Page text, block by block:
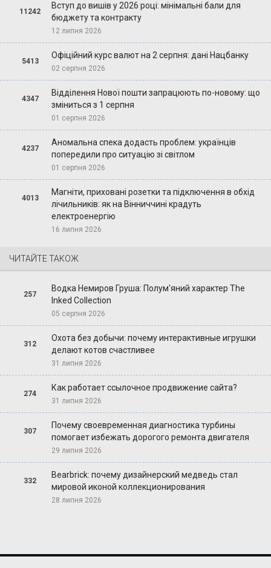
11242
Вступ до вишів у 2026 році: мінімальні бали для
бюджету та контракту
12 липня 2026
5413
Офіційний курс валют на 2 серпня: дані Нацбанку
02 серпня 2026
4347
Відділення Нової пошти запрацюють по-новому: що
зміниться з 1 серпня
01 серпня 2026
4237
Аномальна спека додасть проблем: українців
попередили про ситуацію зі світлом
01 серпня 2026
4013
Магніти, приховані розетки та підключення в обхід
лічильників: як на Вінниччині крадуть
електроенергію
16 липня 2026
ЧИТАЙТЕ ТАКОЖ
257
Водка Немиров Груша: Полум'яний характер The
Inked Collection
05 серпня 2026
312
Охота без добычи: почему интерактивные игрушки
делают котов счастливее
31 липня 2026
274
Как работает ссылочное продвижение сайта?
31 липня 2026
307
Почему своевременная диагностика турбины
помогает избежать дорогого ремонта двигателя
29 липня 2026
332
Bearbrick: почему дизайнерский медведь стал
мировой иконой коллекционирования
28 липня 2026